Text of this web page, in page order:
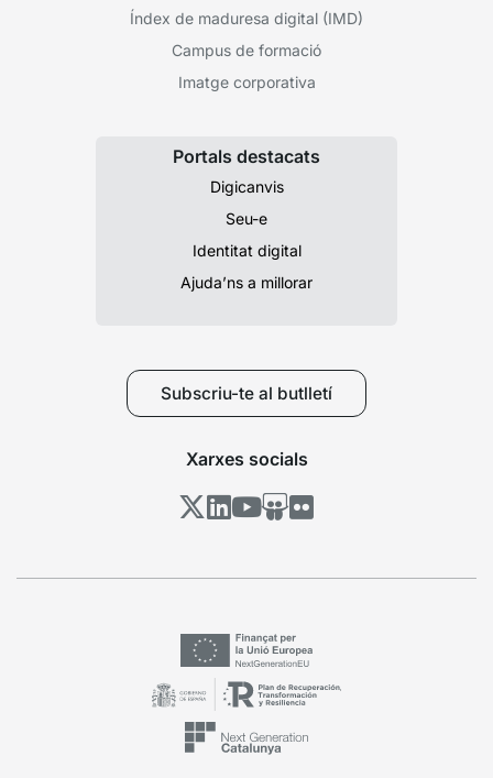
Índex de maduresa digital (IMD)
Campus de formació
Imatge corporativa
Portals destacats
Digicanvis
Seu-e
Identitat digital
Ajuda’ns a millorar
Subscriu-te al butlletí
Xarxes socials